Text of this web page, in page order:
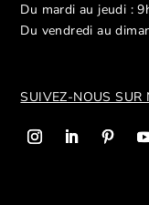
Du mardi au jeudi :
Du vendredi au
SUIVEZ-NOUS SUR